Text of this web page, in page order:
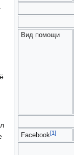
Вид помощи
Facebook[1]